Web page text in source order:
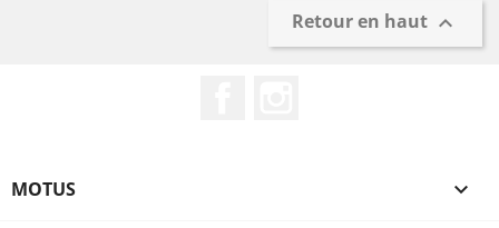
Retour en haut 
MOTUS 